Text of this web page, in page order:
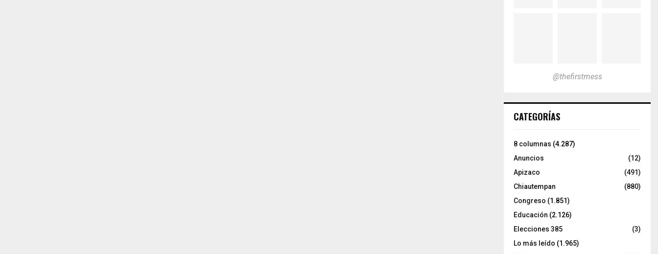
@thefirstmess
CATEGORÍAS
8 columnas (4.287)
Anuncios
(12)
Apizaco
(491)
Chiautempan
(880)
Congreso (1.851)
Educación (2.126)
Elecciones 385
(3)
Lo más leído (1.965)